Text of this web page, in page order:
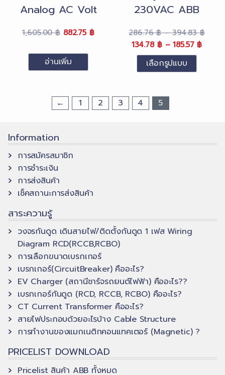
product
Analog AC Volt
Meter
1,605.00฿ Original
was:
1,605.00 ฿.
882.75 ฿Current
อ่านเพิ่ม
230VAC ABB
286.76฿ – 394.83฿Price
Original
price
394.83 ฿Price
through
134.78 ฿ – 185.57 ฿Price
เลือกรูปแบบ
The
the
product
← 1 2 3 4 5
Information
การสมัครสมาชิก
การชำระเงิน
การส่งสินค้า
เช็คสถานะการส่งสินค้า
สาระความรู้
วงจรกันดูด เดินสายไฟ/ติดตั้งกันดูด 1 เฟส Wiring
Diagram RCD(RCCB,RCBO)
การเลือกขนาดเบรกเกอร์
เบรกเกอร์(CircuitBreaker) คืออะไร?
EV Charger (สถานีชาร์จรถยนต์ไฟฟ้า) คืออะไร??
เบรกเกอร์กันดูด (RCD, RCCB, RCBO) คืออะไร?
CT Current Transformer คืออะไร?
สายไฟประกอบด้วยอะไรบ้าง Cable Structure
การทำงานของแมกเนติกคอนแทคเตอร์ (Magnetic) ?
PRICELIST DOWNLOAD
Pricelist สินค้า ABB ทั้งหมด